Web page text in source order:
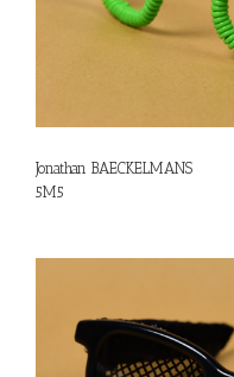
Jonathan BAECKELMANS
5M5